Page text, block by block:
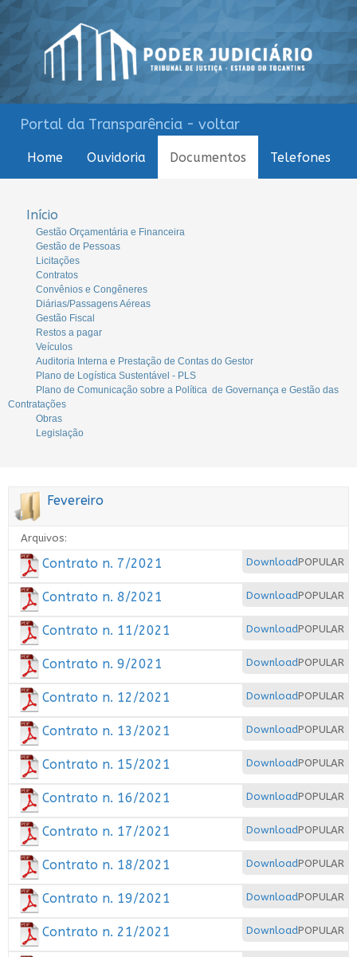
Portal da Transparência - voltar
Home Ouvidoria Documentos Telefones
Início
Gestão Orçamentária e Financeira
Gestão de Pessoas
Licitações
Contratos
Convênios e Congêneres
Diárias/Passagens Aéreas
Gestão Fiscal
Restos a pagar
Veículos
Auditoria Interna e Prestação de Contas do Gestor
Plano de Logística Sustentável - PLS
Plano de Comunicação sobre a Política de Governança e Gestão das
Contratações
Obras
Legislação
Fevereiro
Arquivos:
POPULAR
Download
Contrato n. 7/2021
POPULAR
Download
Contrato n. 8/2021
POPULAR
Download
Contrato n. 11/2021
POPULAR
Download
Contrato n. 9/2021
POPULAR
Download
Contrato n. 12/2021
POPULAR
Download
Contrato n. 13/2021
POPULAR
Download
Contrato n. 15/2021
POPULAR
Download
Contrato n. 16/2021
POPULAR
Download
Contrato n. 17/2021
POPULAR
Download
Contrato n. 18/2021
POPULAR
Download
Contrato n. 19/2021
POPULAR
Download
Contrato n. 21/2021